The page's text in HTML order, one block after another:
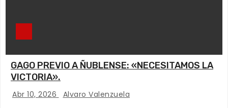
GAGO PREVIO A ÑUBLENSE: «NECESITAMOS LA
VICTORIA».
Abr 10, 2026 Alvaro Valenzuela